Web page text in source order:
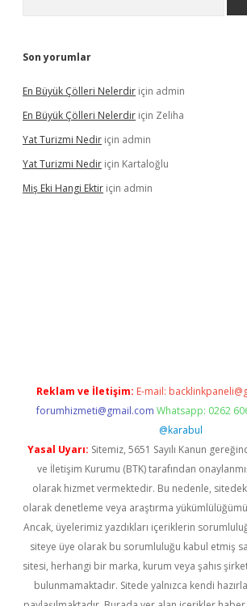
Son yorumlar
En Büyük Çölleri Nelerdir için admin
En Büyük Çölleri Nelerdir için Zeliha
Yat Turizmi Nedir için admin
Yat Turizmi Nedir için Kartaloğlu
Miş Eki Hangi Ektir için admin
Reklam ve İletişim: E-mail:
forumhizmeti@gmail.com Whatsapp: 0262
@karabul
Yasal Uyarı: Sitemiz, 5651 Sayılı Kanun
ve İletişim Kurumu (BTK) tarafından
olarak hizmet vermektedir. Bu nedenle,
olarak denetleme veya araştırma
Ancak, üyelerimiz yazdıkları içeriklerin
siteye üye olarak bu sorumluluğu kabul etmiş
sitesi, herhangi bir marka, kurum veya şahıs
bulunmamaktadır. Sitede yalnızca kendi